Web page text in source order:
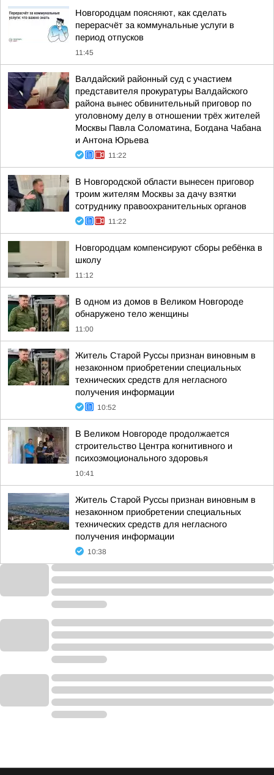
Новгородцам поясняют, как сделать
перерасчёт за коммунальные услуги в
период отпусков
11:45
Валдайский районный суд с участием
представителя прокуратуры Валдайского
района вынес обвинительный приговор по
уголовному делу в отношении трёх жителей
Москвы Павла Соломатина, Богдана Чабана
и Антона Юрьева
11:22
В Новгородской области вынесен приговор
троим жителям Москвы за дачу взятки
сотруднику правоохранительных органов
11:22
Новгородцам компенсируют сборы ребёнка в
школу
11:12
В одном из домов в Великом Новгороде
обнаружено тело женщины
11:00
Житель Старой Руссы признан виновным в
незаконном приобретении специальных
технических средств для негласного
получения информации
10:52
В Великом Новгороде продолжается
строительство Центра когнитивного и
психоэмоционального здоровья
10:41
Житель Старой Руссы признан виновным в
незаконном приобретении специальных
технических средств для негласного
получения информации
10:38